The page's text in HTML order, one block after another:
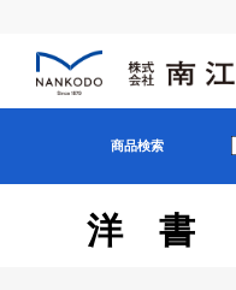
商品検索
洋書